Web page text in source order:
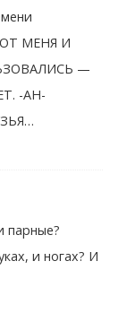
ОТ МЕНЯ И
—
-АН-
парные?
и ногах? И